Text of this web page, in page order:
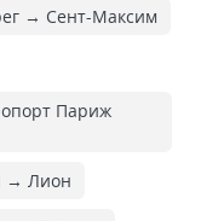
→ Сент-Максим
Париж
→ Лион